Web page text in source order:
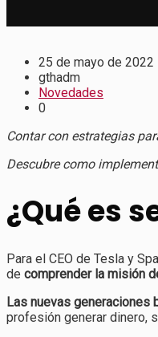
25 de mayo de 2022
gthadm
Novedades
0
Contar con estrategias
Descubre como
¿Qué es
Para el CEO de Tesla y
de comprender la misión
Las nuevas
profesión generar dinero,